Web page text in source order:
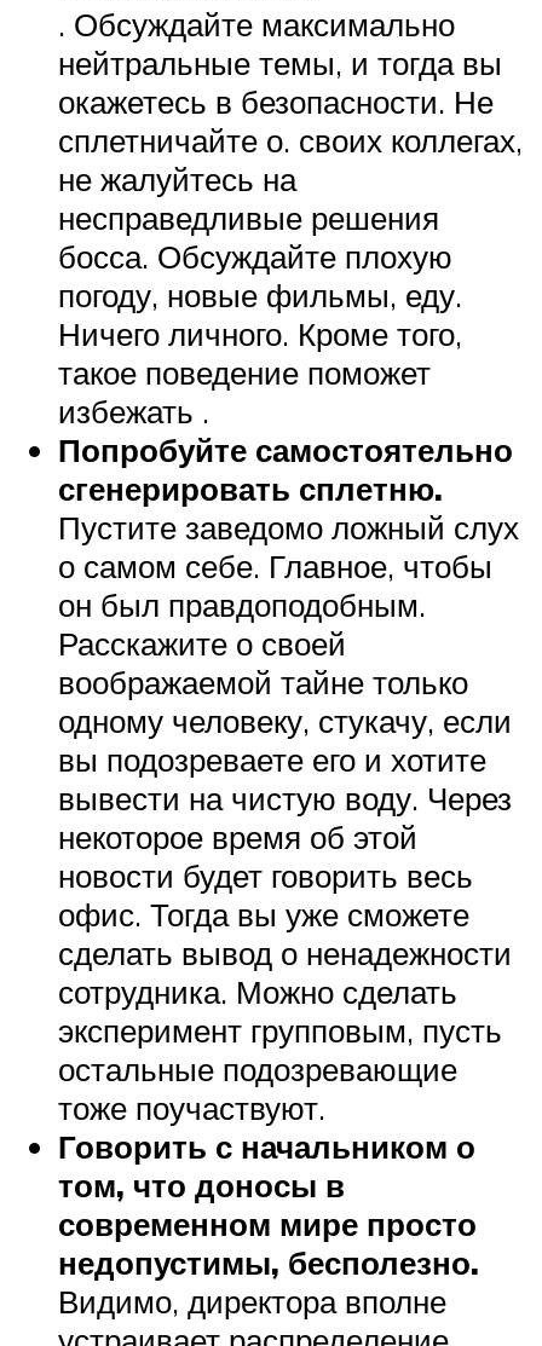
. Обсуждайте максимально
нейтральные темы, и тогда вы
окажетесь в безопасности. Не
сплетничайте о. своих коллегах,
не жалуйтесь на
несправедливые решения
босса. Обсуждайте плохую
погоду, новые фильмы, еду.
Ничего личного. Кроме того,
такое поведение поможет
избежать .
Попробуйте самостоятельно
сгенерировать сплетню.
Пустите заведомо ложный слух
о самом себе. Главное, чтобы
он был правдоподобным.
Расскажите о своей
воображаемой тайне только
одному человеку, стукачу, если
вы подозреваете его и хотите
вывести на чистую воду. Через
некоторое время об этой
новости будет говорить весь
офис. Тогда вы уже сможете
сделать вывод о ненадежности
сотрудника. Можно сделать
эксперимент групповым, пусть
остальные подозревающие
тоже поучаствуют.
Говорить с начальником о
том, что доносы в
современном мире просто
недопустимы, бесполезно.
Видимо, директора вполне